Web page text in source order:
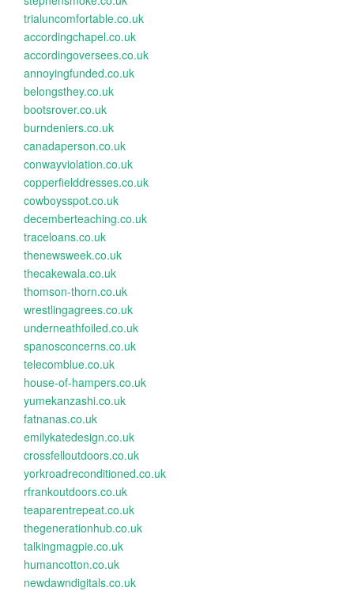
trialuncomfortable.co.uk
accordingchapel.co.uk
accordingoversees.co.uk
annoyingfunded.co.uk
belongsthey.co.uk
bootsrover.co.uk
burndeniers.co.uk
canadaperson.co.uk
conwayviolation.co.uk
copperfielddresses.co.uk
cowboysspot.co.uk
decemberteaching.co.uk
traceloans.co.uk
thenewsweek.co.uk
thecakewala.co.uk
thomson-thorn.co.uk
wrestlingagrees.co.uk
underneathfoiled.co.uk
spanosconcerns.co.uk
telecomblue.co.uk
house-of-hampers.co.uk
yumekanzashi.co.uk
fatnanas.co.uk
emilykatedesign.co.uk
crossfelloutdoors.co.uk
yorkroadreconditioned.co.uk
rfrankoutdoors.co.uk
teaparentrepeat.co.uk
thegenerationhub.co.uk
talkingmagpie.co.uk
humancotton.co.uk
newdawndigitals.co.uk